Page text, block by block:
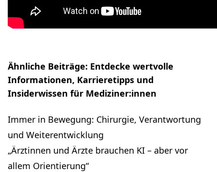
Ähnliche Beiträge: Entdecke wertvolle
Informationen, Karrieretipps und
Insiderwissen für Mediziner:innen
Immer in Bewegung: Chirurgie, Verantwortung
und Weiterentwicklung
„Ärztinnen und Ärzte brauchen KI – aber vor
allem Orientierung“